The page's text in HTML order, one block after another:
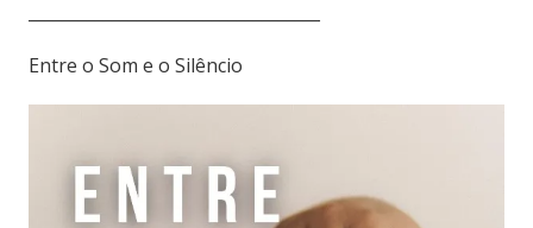
Entre o Som e o Silêncio